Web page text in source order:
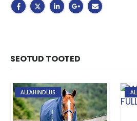
SEOTUD TOOTED
ALLAHINDLUS